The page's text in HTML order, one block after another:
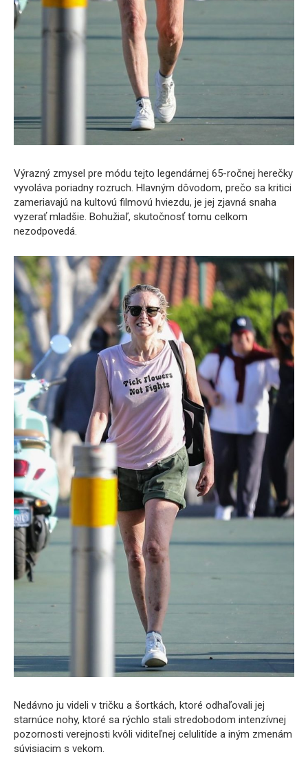
Výrazný zmysel pre módu tejto legendárnej 65-ročnej herečky
vyvoláva poriadny rozruch. Hlavným dôvodom, prečo sa kritici
zameriavajú na kultovú filmovú hviezdu, je jej zjavná snaha
vyzerať mladšie. Bohužiaľ, skutočnosť tomu celkom
nezodpovedá.
Nedávno ju videli v tričku a šortkách, ktoré odhaľovali jej
starnúce nohy, ktoré sa rýchlo stali stredobodom intenzívnej
pozornosti verejnosti kvôli viditeľnej celulitíde a iným zmenám
súvisiacim s vekom.